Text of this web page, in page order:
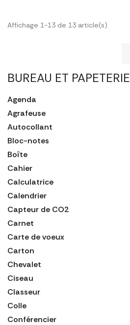
BUREAU ET PAPETERIE
Agenda
Agrafeuse
Autocollant
Bloc-notes
Boîte
Cahier
Calculatrice
Calendrier
Capteur de CO2
Carnet
Carte de voeux
Carton
Chevalet
Ciseau
Classeur
Colle
Conférencier
Affichage 1-13 de 13 article(s)